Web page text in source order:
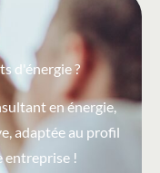
d'énergie ?
en énergie,
adaptée au profil
entreprise !